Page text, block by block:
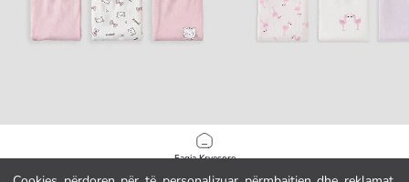
Faqja Kryesore
Bokserë për vajza, paketim treshe (3 copë)
Bokserë paketë me 3 për vajza